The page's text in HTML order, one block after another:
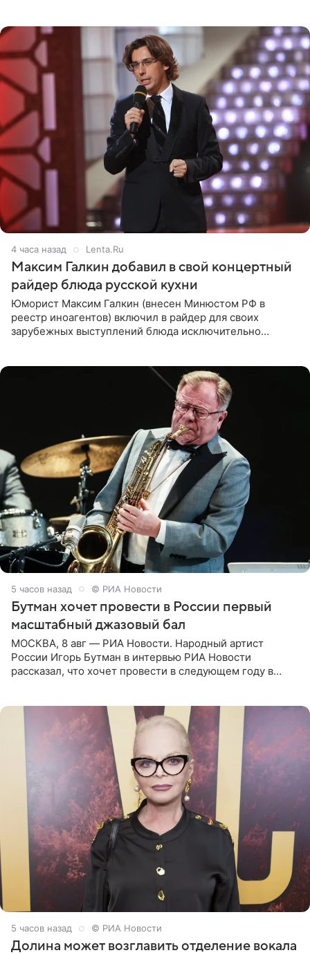
4 часа назад Lenta.Ru
Максим Галкин добавил в свой концертный
райдер блюда русской кухни
Юморист Максим Галкин (внесен Минюстом РФ в
реестр иноагентов) включил в райдер для своих
зарубежных выступлений блюда исключительно
5 часов назад © РИА Новости
Бутман хочет провести в России первый
масштабный джазовый бал
МОСКВА, 8 авг — РИА Новости. Народный артист
России Игорь Бутман в интервью РИА Новости
рассказал, что хочет провести в следующем году в
5 часов назад © РИА Новости
Долина может возглавить отделение вокала